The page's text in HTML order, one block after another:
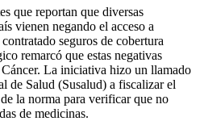
que reportan que diversas
vienen negando el acceso a
seguros de cobertura
remarcó que estas negativas
La iniciativa hizo un llamado
de Salud (Susalud) a fiscalizar el
la norma para verificar que no
de medicinas.